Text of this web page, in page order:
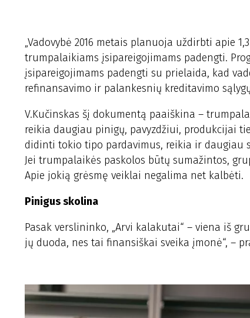
„Vadovybė 2016 metais planuoja uždirbti apie
trumpalaikiams įsipareigojimams padengti.
įsipareigojimams padengti su prielaida, kad
refinansavimo ir palankesnių kreditavimo
V.Kučinskas šį dokumentą paaiškina –
reikia daugiau pinigų, pavyzdžiui, produkcijai
didinti tokio tipo pardavimus, reikia ir daugiau
Jei trumpalaikės paskolos būtų sumažintos,
Apie jokią grėsmę veiklai negalima net kalbėti.
Pinigus skolina
Pasak verslininko, „Arvi kalakutai“ – viena iš
jų duoda, nes tai finansiškai sveika įmonė“, –